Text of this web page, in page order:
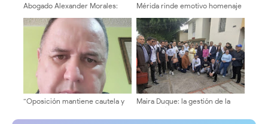
Abogado Alexander Morales:
Urgente superar el modelo
Centralizado del Estado
Comunal"
Mérida rinde emotivo homenaje
en La Guaira
“Oposición mantiene cautela y
en eventuales negociaciones”
Maira Duque: la gestión de la
secretaría de la ULA será abierta
y transparente